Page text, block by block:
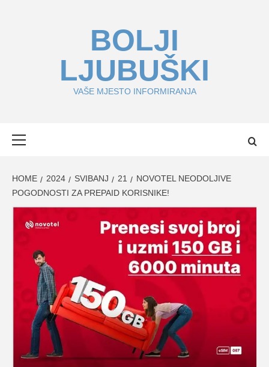
BOLJI
LJUBUŠKI
VAŠE MJESTO INFORMIRANJA
HOME 2024 SVIBANJ 21
NOVOTEL NEODOLJIVE
POGODNOSTI ZA PREPAID KORISNIKE!